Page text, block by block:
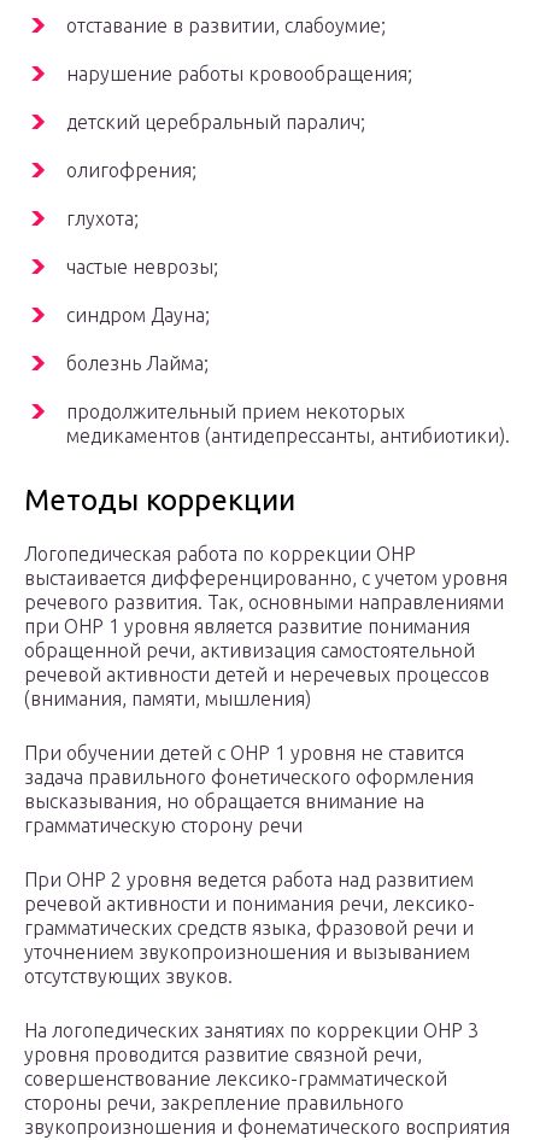
отставание в развитии, слабоумие;
нарушение работы кровообращения;
детский церебральный паралич;
олигофрения;
глухота;
частые неврозы;
синдром Дауна;
болезнь Лайма;
продолжительный прием некоторых
медикаментов (антидепрессанты, антибиотики).
Методы коррекции
Логопедическая работа по коррекции ОНР
выстаивается дифференцированно, с учетом уровня
речевого развития. Так, основными направлениями
при ОНР 1 уровня является развитие понимания
обращенной речи, активизация самостоятельной
речевой активности детей и неречевых процессов
(внимания, памяти, мышления)
При обучении детей с ОНР 1 уровня не ставится
задача правильного фонетического оформления
высказывания, но обращается внимание на
грамматическую сторону речи
При ОНР 2 уровня ведется работа над развитием
речевой активности и понимания речи, лексико-
грамматических средств языка, фразовой речи и
уточнением звукопроизношения и вызыванием
отсутствующих звуков.
На логопедических занятиях по коррекции ОНР 3
уровня проводится развитие связной речи,
совершенствование лексико-грамматической
стороны речи, закрепление правильного
звукопроизношения и фонематического восприятия